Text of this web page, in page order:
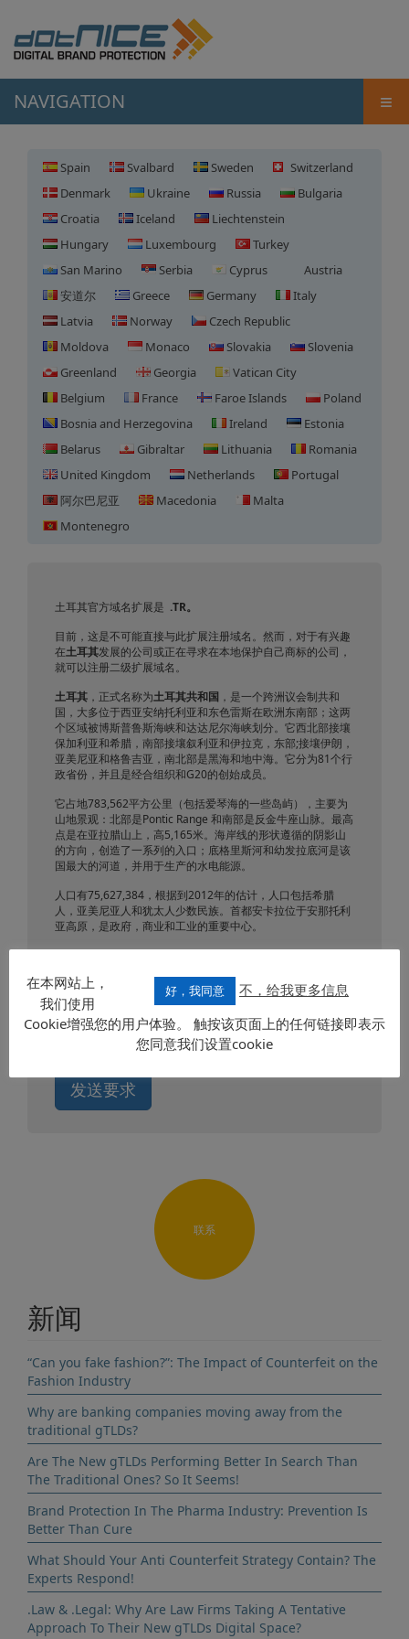
NAVIGATION ≡
Spain Svalbard Sweden
Switzerland
Denmark
Ukraine Russia
Bulgaria
Croatia
Iceland
Liechtenstein
Hungary
Luxembourg
Turkey
San Marino
Serbia Cyprus
Austria
安道尔
Greece Germany
Italy
Latvia
Norway
Czech Republic
Moldova
Monaco Slovakia
Slovenia
Greenland
Georgia
Vatican City
Belgium
France Faroe Islands
Poland
Bosnia and Herzegovina
Ireland
Estonia
Belarus
Gibraltar Lithuania
Romania
United Kingdom
Netherlands
Portugal
阿尔巴尼亚
Macedonia
Malta
Montenegro
土耳其官方域名扩展是 .TR。
目前，这是不可能直接与此扩展注册域名。然而，对于有兴趣
在土耳其发展的公司或正在寻求在本地保护自己商标的公司，
就可以注册二级扩展域名。
土耳其 ，正式名称为土耳其共和国 ，是一个跨洲议会制共和
国，大多位于西亚安纳托利亚和东色雷斯在欧洲东南部；这两
个区域被博斯普鲁斯海峡和达达尼尔海峡划分。它西北部接壤
保加利亚和希腊，南部接壤叙利亚和伊拉克，东部;接壤伊朗，
亚美尼亚和格鲁吉亚，南北部是黑海和地中海。它分为81个行
政省份，并且是经合组织和G20的创始成员。
它占地783,562平方公里（包括爱琴海的一些岛屿），主要为
山地景观：北部是Pontic Range 和南部是反金牛座山脉。最高
点是在亚拉腊山上，高5,165米。海岸线的形状遵循的阴影山
的方向，创造了一系列的入口；底格里斯河和幼发拉底河是该
国最大的河道，并用于生产的水电能源。
人口有75,627,384，根据到2012年的估计，人口包括希腊
人，亚美尼亚人和犹太人少数民族。首都安卡拉位于安那托利
亚高原，是政府，商业和工业的重要中心。
经济曾经依靠各种农业活动，现在拥有一个高度工业化，部分
是因为外商投资；最先进的行业是汽车，纺织，建筑行业，而
旅游业也是一个迅速扩大的资源。当地货币是土耳其里拉。
发送要求
联系
新闻
“Can you fake fashion?”: The Impact of Counterfeit on the
Fashion Industry
Why are banking companies moving away from the
traditional gTLDs?
Are The New gTLDs Performing Better In Search Than
The Traditional Ones? So It Seems!
Brand Protection In The Pharma Industry: Prevention Is
Better Than Cure
What Should Your Anti Counterfeit Strategy Contain? The
Experts Respond!
.Law & .Legal: Why Are Law Firms Taking A Tentative
Approach To Their New gTLDs Digital Space?
好，我同意 不，给我更多信息
在本网站上，
我们使用
Cookie增强您的用户体验。 触按该页面上的任何链接即表示
您同意我们设置cookie